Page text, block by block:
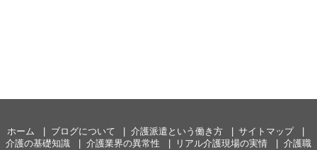
ホーム ブログについて 介護派遣という働き方
サイトマップ
介護の基礎知識
介護業界の異常性 リアル介護現場の実情
介護職